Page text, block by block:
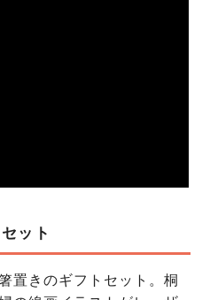
ット
置きのギフトセット。桐